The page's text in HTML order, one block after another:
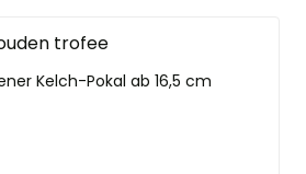
Kelch-Pokal ab 16,5 cm